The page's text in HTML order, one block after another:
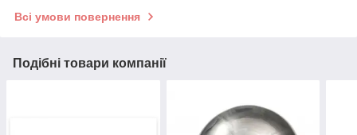
Всі умови повернення
Подібні товари компанії